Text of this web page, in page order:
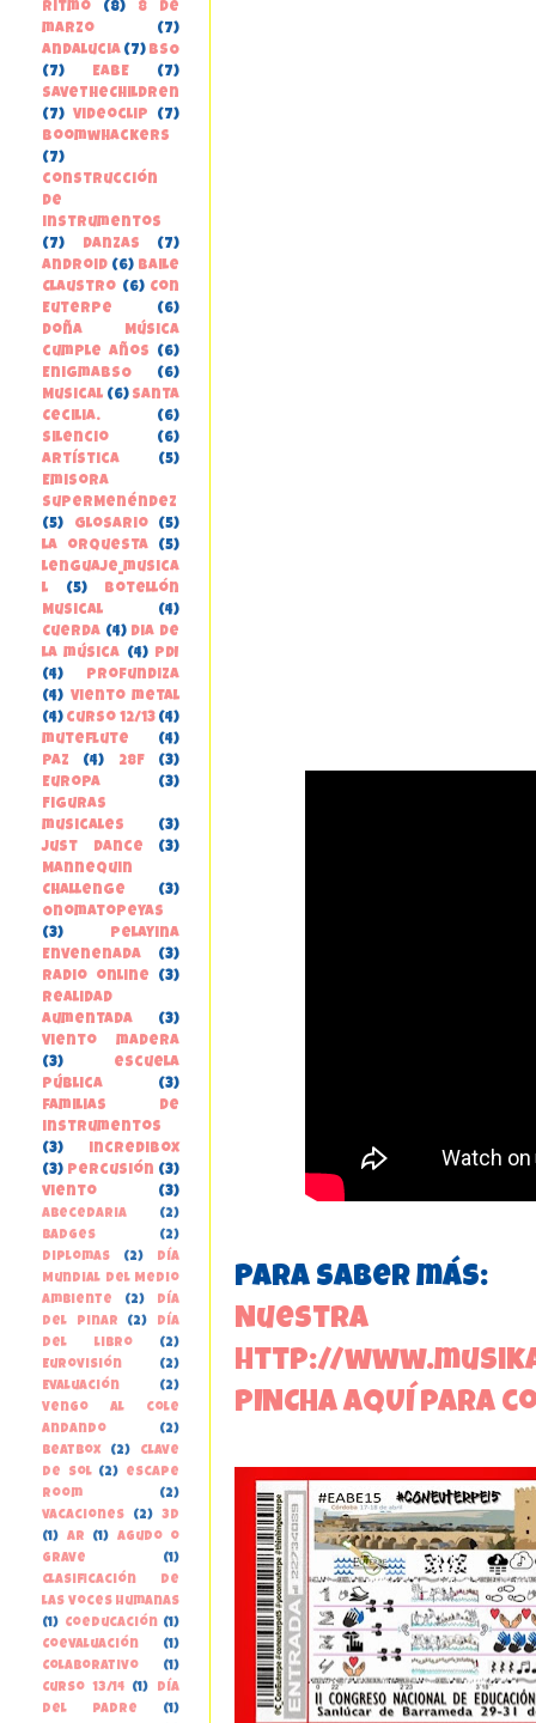
Para saber más:
http://
PINCHA AQUÍ
Ritmo (8)
8 de
marzo
(7)
Andalucia (7) BSO
(7)
EABE
(7)
SaveTheChildren
(7) Videoclip
(7)
boomwhackers
(7)
construcción
de
instrumentos
(7)
danzas
(7)
Android (6) Baile
Claustro (6) Con
Euterpe
(6)
Doña Música
cumple años
(6)
EnigmaBSO
(6)
Musical (6) Santa
Cecilia.
(6)
Silencio
(6)
Artística
(5)
Emisora
SuperMenéndez
(5)
Glosario
(5)
la orquesta
(5)
lenguaje_musica
l
(5)
Botellón
Musical
(4)
Cuerda (4) Dia de
la música (4) PDI
(4)
Profundiza
(4) Viento metal
(4) curso 12/13 (4)
muteflute
(4)
paz
(4) 28F
(3)
Europa
(3)
Figuras
musicales
(3)
Just Dance
(3)
Mannequin
Challenge
(3)
Onomatopeyas
(3)
Pelayina
Envenenada
(3)
Radio online
(3)
Realidad
Aumentada
(3)
Viento madera
(3)
escuela
pública
(3)
familias de
instrumentos
(3)
incredibox
(3) percusión (3)
viento
(3)
Abecedaria
(2)
Badges
(2)
Diplomas
(2)
Día
Mundial del Medio
Ambiente
(2)
Día
del Pinar
(2)
Día
del libro
(2)
Eurovisión
(2)
Evaluación
(2)
Vengo al cole
andando
(2)
beatbox
(2)
clave
de sol (2)
escape
room
(2)
vacaciones
(2)
3D
(1)
AR (1)
Agudo o
grave
(1)
Clasificación de
las voces humanas
(1) Coeducación (1)
Coevaluación
(1)
Colaborativo
(1)
Curso 13/14
(1)
Día
del Padre
(1)